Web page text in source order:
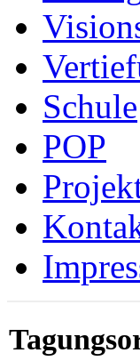
Schule
POP